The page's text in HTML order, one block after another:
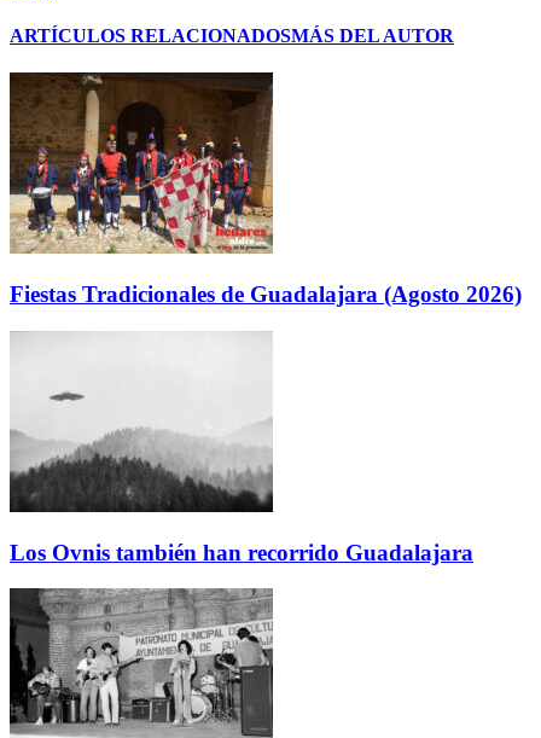
ARTÍCULOS RELACIONADOSMÁS DEL AUTOR
Fiestas Tradicionales de Guadalajara (Agosto 2026)
Los Ovnis también han recorrido Guadalajara